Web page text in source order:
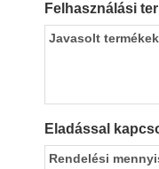
Felhasználási
Javasolt termékek
Eladással
Rendelési